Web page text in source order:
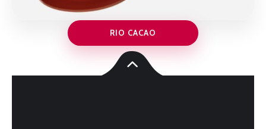
RIO CACAO